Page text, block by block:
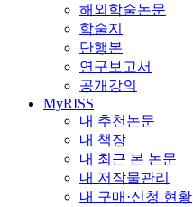
해외학술논문
학술지
단행본
연구보고서
공개강의
MyRISS
내 추천논문
내 책장
내 최근 본 논문
내 저작물관리
내 구매·신청 현황